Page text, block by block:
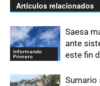
Artículos relacionados
Informando
Primero
Saesa
ante
este fin
Sumario